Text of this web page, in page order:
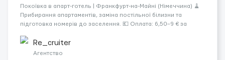
Покоївка в апарт-готель | Франкфурт-на-Майні (Німеччина) 🧹
Прибирання апартаментів, заміна постільної білизни та
підготовка номерів до заселення. 💶 Оплата: 6,50–9 € за
близько 2000 € на місяць (після вирахув...
Re_cruiter
Агентство